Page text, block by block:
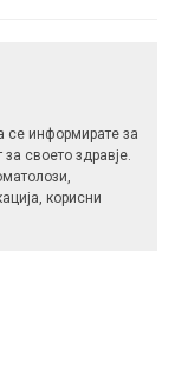
се информирате за
своето здравје.
корисни